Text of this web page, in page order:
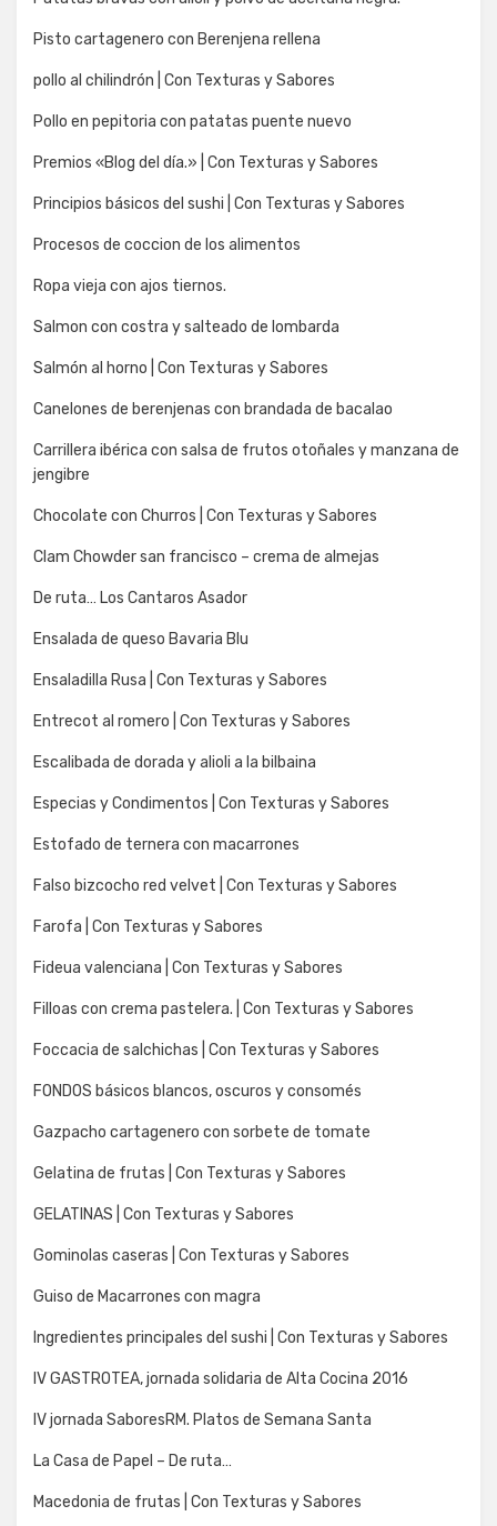
Pisto cartagenero con Berenjena rellena
pollo al chilindrón | Con Texturas y Sabores
Pollo en pepitoria con patatas puente nuevo
Premios «Blog del día.» | Con Texturas y Sabores
Principios básicos del sushi | Con Texturas y Sabores
Procesos de coccion de los alimentos
Ropa vieja con ajos tiernos.
Salmon con costra y salteado de lombarda
Salmón al horno | Con Texturas y Sabores
Canelones de berenjenas con brandada de bacalao
Carrillera ibérica con salsa de frutos otoñales y manzana de
jengibre
Chocolate con Churros | Con Texturas y Sabores
Clam Chowder san francisco – crema de almejas
De ruta… Los Cantaros Asador
Ensalada de queso Bavaria Blu
Ensaladilla Rusa | Con Texturas y Sabores
Entrecot al romero | Con Texturas y Sabores
Escalibada de dorada y alioli a la bilbaina
Especias y Condimentos | Con Texturas y Sabores
Estofado de ternera con macarrones
Falso bizcocho red velvet | Con Texturas y Sabores
Farofa | Con Texturas y Sabores
Fideua valenciana | Con Texturas y Sabores
Filloas con crema pastelera. | Con Texturas y Sabores
Foccacia de salchichas | Con Texturas y Sabores
FONDOS básicos blancos, oscuros y consomés
Gazpacho cartagenero con sorbete de tomate
Gelatina de frutas | Con Texturas y Sabores
GELATINAS | Con Texturas y Sabores
Gominolas caseras | Con Texturas y Sabores
Guiso de Macarrones con magra
Ingredientes principales del sushi | Con Texturas y Sabores
IV GASTROTEA, jornada solidaria de Alta Cocina 2016
IV jornada SaboresRM. Platos de Semana Santa
La Casa de Papel – De ruta…
Macedonia de frutas | Con Texturas y Sabores